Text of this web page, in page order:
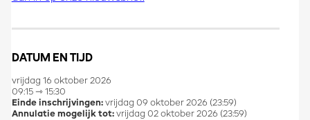
DATUM EN TIJD
vrijdag 16 oktober 2026
09:15 ⇾ 15:30
Einde inschrijvingen: vrijdag 09 oktober 2026 (23:59)
Annulatie mogelijk tot: vrijdag 02 oktober 2026 (23:59)